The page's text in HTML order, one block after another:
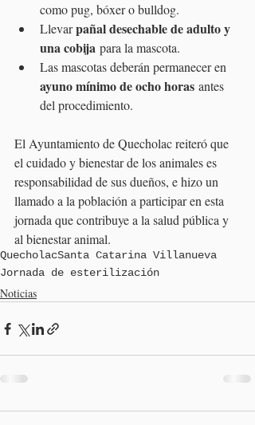
como pug, bóxer o bulldog.
Llevar pañal desechable de adulto y
una cobija para la mascota.
Las mascotas deberán permanecer en
ayuno mínimo de ocho horas antes
del procedimiento.
El Ayuntamiento de Quecholac reiteró que
el cuidado y bienestar de los animales es
responsabilidad de sus dueños, e hizo un
llamado a la población a participar en esta
jornada que contribuye a la salud pública y
al bienestar animal.
QuecholacSanta Catarina Villanueva
Jornada de esterilización
Noticias